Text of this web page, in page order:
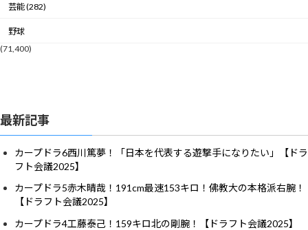
芸能 (282)
野球
(71,400)
最新記事
カープドラ6西川篤夢！「日本を代表する遊撃手になりたい」【ドラ
フト会議2025】
カープドラ5赤木晴哉！191cm最速153キロ！佛教大の本格派右腕！
【ドラフト会議2025】
カープドラ4工藤泰己！159キロ北の剛腕！【ドラフト会議2025】